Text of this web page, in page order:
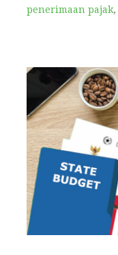
penerimaan pajak,